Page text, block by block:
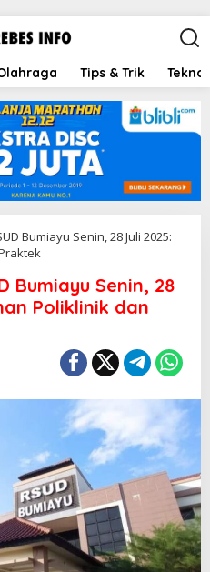
Tips & Trik
Bumiayu Senin, 28 Juli 2025:
Bumiayu Senin, 28
Poliklinik dan